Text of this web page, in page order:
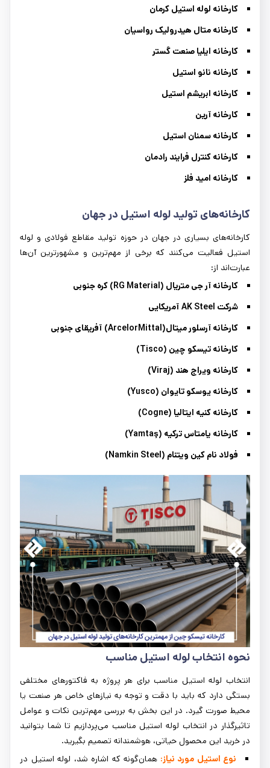
کارخانه لوله استیل کرمان
کارخانه متال هیدرولیک رواسیان
کارخانه ایلیا صنعت گستر
کارخانه نانو استیل
کارخانه ابریشم استیل
کارخانه آرین
کارخانه سمنان استیل
کارخانه کنترل فرایند رادمان
کارخانه امید فلز
کارخانه‌های تولید لوله استیل در جهان
کارخانه‌های بسیاری در جهان در حوزه تولید مقاطع فولادی و لوله
استیل فعالیت می‌کنند که برخی از مهم‌ترین و مشهورترین آن‌ها
عبارت‌اند از:
کارخانه آر جی متریال (RG Material) کره جنوبی
شرکت AK Steel آمریکایی
کارخانه آرسلور میتال(ArcelorMittal)
آفریقای جنوبی
کارخانه تیسکو چین (Tisco)
کارخانه ویراج هند (Viraj)
کارخانه یوسکو تایوان (Yusco
)
کارخانه کنیه ایتالیا (Cogne
)
کارخانه یامتاس ترکیه (Yamtaş
)
فولاد نام کین ویتنام (Namkin Steel
)
نحوه انتخاب لوله استیل مناسب
انتخاب لوله استیل مناسب برای هر پروژه به فاکتورهای مختلفی
بستگی دارد که باید با دقت و توجه به نیازهای خاص هر صنعت یا
محیط صورت گیرد. در این بخش به بررسی مهم‌ترین نکات و عوامل
تاثیرگذار در انتخاب لوله استیل مناسب می‌پردازیم تا شما بتوانید
در خرید این محصول حیاتی، هوشمندانه تصمیم بگیرید.
نوع استیل مورد نیاز: همان‌گونه که اشاره شد، لوله استیل در